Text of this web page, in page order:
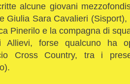
alcune giovani
Giulia Sara Cavalieri
Pinerilo e la compagna di
Allievi, forse qualcuno ha
Cross Country, tra i